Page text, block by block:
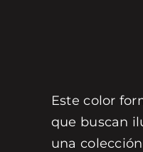
Este color
que buscan
una